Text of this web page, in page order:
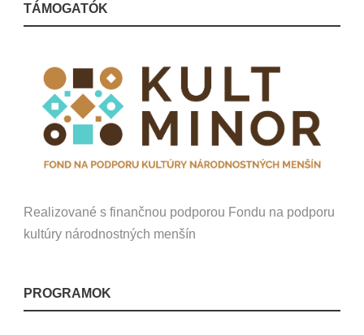
TÁMOGATÓK
Realizované s finančnou podporou Fondu na podporu
kultúry národnostných menšín
PROGRAMOK